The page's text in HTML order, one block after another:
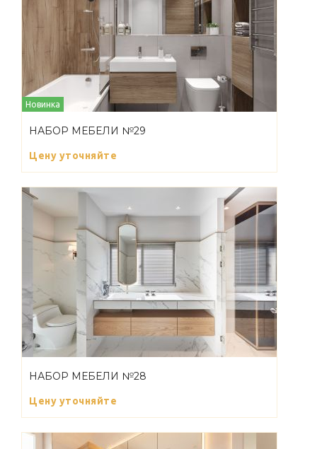
Новинка
НАБОР МЕБЕЛИ №29
Цену уточняйте
НАБОР МЕБЕЛИ №28
Цену уточняйте